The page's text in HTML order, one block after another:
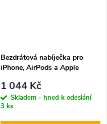
Bezdrátová nabíječka pro
iPhone, AirPods a Apple
A43 MagSafe Pink
1 044 Kč
Skladem - hned k odeslání
3 ks